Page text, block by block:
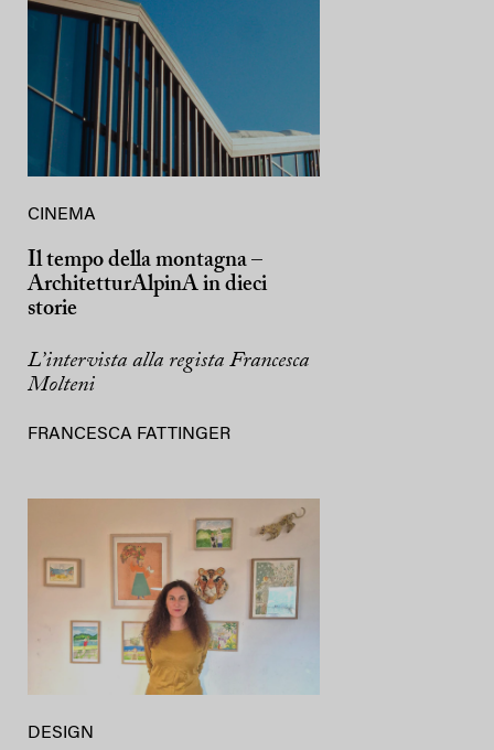
CINEMA
Il tempo della montagna –
ArchitetturAlpinA in dieci
storie
L’intervista alla regista Francesca
Molteni
FRANCESCA FATTINGER
DESIGN